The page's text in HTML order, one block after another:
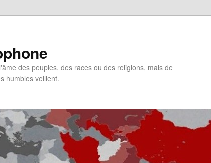
des peuples, des races ou des religions, mais de
humbles veillent.